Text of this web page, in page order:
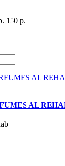
150 р.
AL